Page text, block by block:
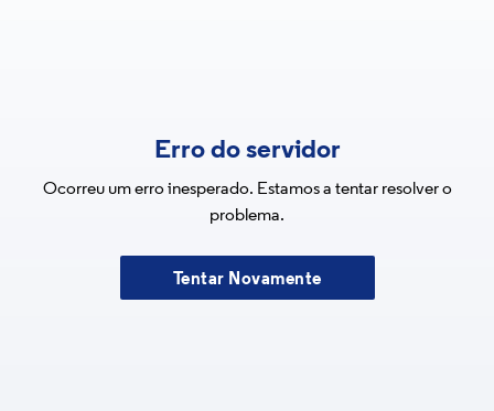
Erro do servidor
Ocorreu um erro inesperado. Estamos a tentar resolver o
problema.
Tentar Novamente